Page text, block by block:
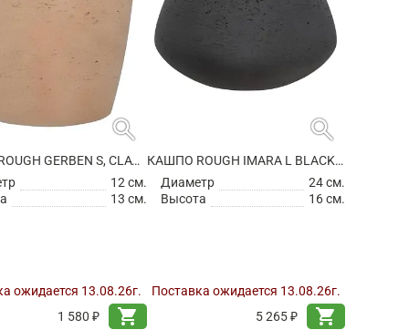
search
КАШПО ROUGH GERBEN S, CLAY WASHED
12 см.
13 см.
ожидается 13.08.26г.
1 580 ₽
shopping_cart
search
КАШПО ROUGH IMARA L BLACK WASHED
Диаметр
24 см.
Высота
16 см.
Поставка ожидается 13.08.26г.
5 265 ₽
shopping_cart